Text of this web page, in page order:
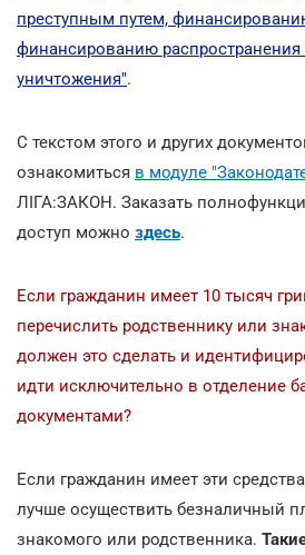
преступным путем,
финансированию
уничтожения".
С текстом этого и других
ознакомиться в модуле
ЛІГА:ЗАКОН. Заказать
доступ можно здесь.
Если гражданин имеет 10 тысяч
перечислить родственнику или
должен это сделать и
идти исключительно в отделение
документами?
Если гражданин имеет эти
лучше осуществить безналичный
знакомого или родственника.